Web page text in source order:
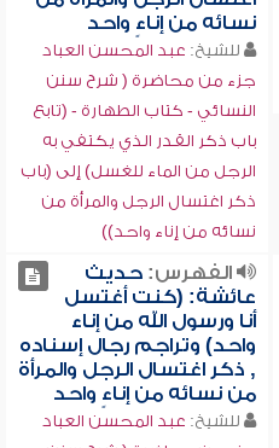
نسائه من إناءٍ واحد
للشيخ: عبد المحسن العباد
جزء من محاضرة ( شرح سنن
النسائي - كتاب الطهارة - (تابع
باب ذكر القدر الذي يكتفي به
الرجل من الماء للغسل) إلى (باب
ذكر اغتسال الرجل والمرأة من
نسائه من إناء واحد))
الفهرس:حديث
عائشة: (كنت أغتسل
أنا ورسول الله من إناء
واحد) وتراجم رجال إسناده
, ذكر اغتسال الرجل والمرأة
من نسائه من إناءٍ واحد
للشيخ: عبد المحسن العباد